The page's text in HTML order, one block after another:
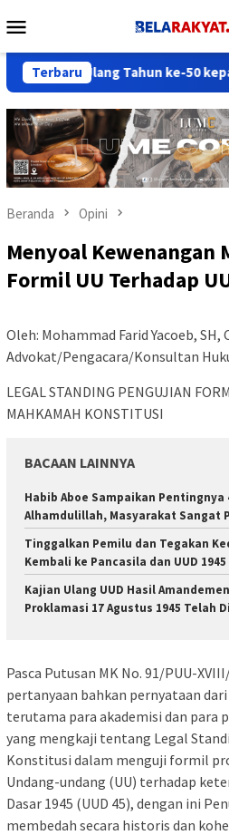
ke
Mobile
Terbaru
Tahun ke-50 kepada Ketum
Beranda Opini
Menyoal Kewenangan
Formil UU Terhadap
Oleh: Mohammad Farid Yacoeb, SH,
Advokat/Pengacara/Konsultan
LEGAL STANDING PENGUJIAN
MAHKAMAH KONSTITUSI
BACAAN LAINNYA
Habib Aboe Sampaikan Pentingnya
Alhamdulillah, Masyarakat Sangat
Tinggalkan Pemilu dan Tegakan
Kembali ke Pancasila dan UUD 1945
Kajian Ulang UUD Hasil
Proklamasi 17 Agustus 1945 Telah
Pasca Putusan MK No. 91/PUU-
pertanyaan bahkan pernyataan
terutama para akademisi dan para
yang mengkaji tentang Legal
Konstitusi dalam menguji formil
Undang-undang (UU) terhadap
Dasar 1945 (UUD 45), dengan ini
membedah secara historis dan